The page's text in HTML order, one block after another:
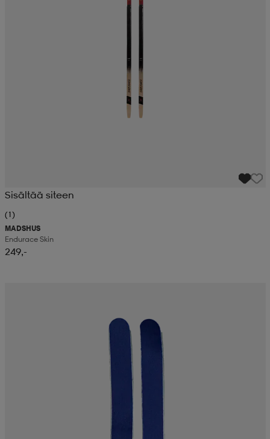
Sisältää siteen
(1)
MADSHUS
Endurace Skin
249,-